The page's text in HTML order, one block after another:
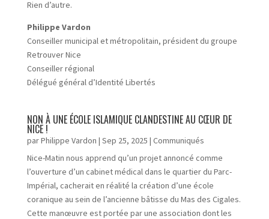
Rien d’autre.
Philippe Vardon
Conseiller municipal et métropolitain, président du groupe
Retrouver Nice
Conseiller régional
Délégué général d’Identité Libertés
NON À UNE ÉCOLE ISLAMIQUE CLANDESTINE AU CŒUR DE
NICE !
parPhilippe Vardon | Sep 25, 2025 | Communiqués
Nice-Matin nous apprend qu’un projet annoncé comme
l’ouverture d’un cabinet médical dans le quartier du Parc-
Impérial, cacherait en réalité la création d’une école
coranique au sein de l’ancienne bâtisse du Mas des Cigales.
Cette manœuvre est portée par une association dont les